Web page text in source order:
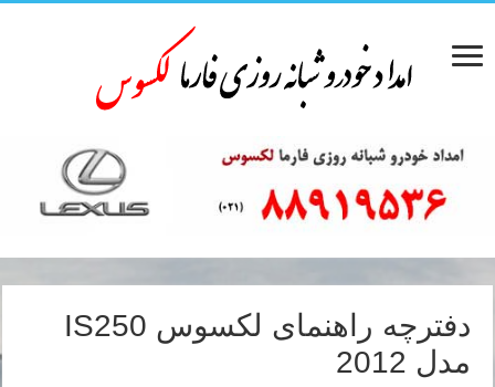
دفترچه راهنمای لکسوس IS250
مدل 2012